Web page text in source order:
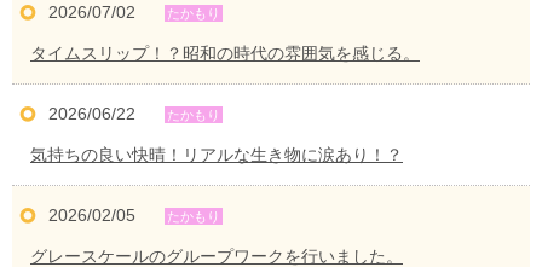
2026/07/02
タイムスリップ！？昭和の時代の雰囲気を感じる。
2026/06/22
気持ちの良い快晴！リアルな生き物に涙あり！？
2026/02/05
グレースケールのグループワークを行いました。